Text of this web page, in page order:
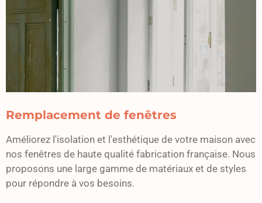
Remplacement de fenêtres
Améliorez l'isolation et l'esthétique de votre maison avec
nos fenêtres de haute qualité fabrication française. Nous
proposons une large gamme de matériaux et de styles
pour répondre à vos besoins.